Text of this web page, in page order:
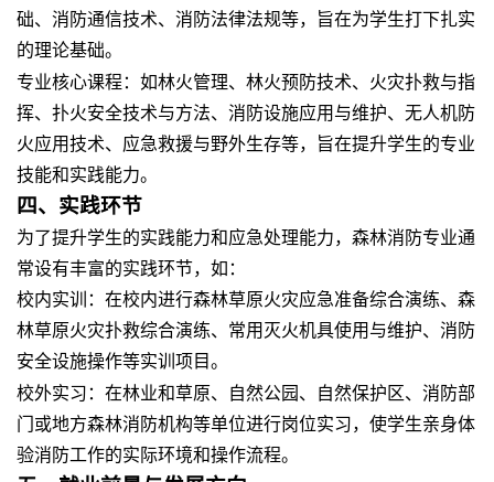
础、消防通信技术、消防法律法规等，旨在为学生打下扎实
的理论基础。
专业核心课程 ：如林火管理、林火预防技术、火灾扑救与指
挥、扑火安全技术与方法、消防设施应用与维护、无人机防
火应用技术、应急救援与野外生存等，旨在提升学生的专业
技能和实践能力。
四、实践环节
为了提升学生的实践能力和应急处理能力，森林消防专业通
常设有丰富的实践环节，如：
校内实训 ：在校内进行森林草原火灾应急准备综合演练、森
林草原火灾扑救综合演练、常用灭火机具使用与维护、消防
安全设施操作等实训项目。
校外实习 ：在林业和草原、自然公园、自然保护区、消防部
门或地方森林消防机构等单位进行岗位实习，使学生亲身体
验消防工作的实际环境和操作流程。